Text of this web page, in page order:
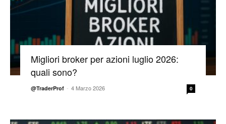
Migliori broker per azioni luglio 2026:
quali sono?
@TraderProf - 4 Marzo 2026 0